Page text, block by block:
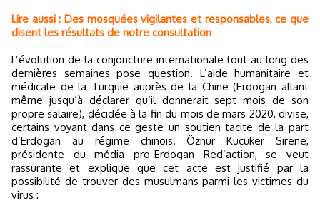
Lire aussi : Des mosquées vigilantes et responsables, ce que
disent les résultats de notre consultation
L’évolution de la conjoncture internationale tout au long des
dernières semaines pose question. L’aide humanitaire et
médicale de la Turquie auprès de la Chine (Erdogan allant
même jusqu’à déclarer qu’il donnerait sept mois de son
propre salaire), décidée à la fin du mois de mars 2020, divise,
certains voyant dans ce geste un soutien tacite de la part
d’Erdogan au régime chinois. Öznur Küçüker Sirene,
présidente du média pro-Erdogan Red’action, se veut
rassurante et explique que cet acte est justifié par la
possibilité de trouver des musulmans parmi les victimes du
virus :